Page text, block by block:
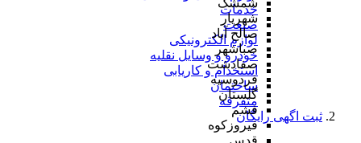
شمشک
شهریار
صالح آباد
صباشهر
صفادشت
فردوسیه
گلستان
فشم
فیروزکوه
خدمات
صنعت
لوازم الکترونیکی
خودرو و وسایل نقلیه
استخدام و کاریابی
ساختمان
متفرقه
ثبت اگهی رایگان